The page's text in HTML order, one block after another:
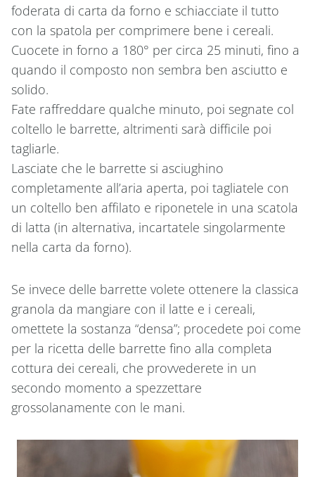
foderata di carta da forno e schiacciate il tutto
con la spatola per comprimere bene i cereali.
Cuocete in forno a 180° per circa 25 minuti, fino a
quando il composto non sembra ben asciutto e
solido.
Fate raffreddare qualche minuto, poi segnate col
coltello le barrette, altrimenti sarà difficile poi
tagliarle.
Lasciate che le barrette si asciughino
completamente all’aria aperta, poi tagliatele con
un coltello ben affilato e riponetele in una scatola
di latta (in alternativa, incartatele singolarmente
nella carta da forno).
Se invece delle barrette volete ottenere la classica
granola da mangiare con il latte e i cereali,
omettete la sostanza “densa”; procedete poi come
per la ricetta delle barrette fino alla completa
cottura dei cereali, che provvederete in un
secondo momento a spezzettare
grossolanamente con le mani.